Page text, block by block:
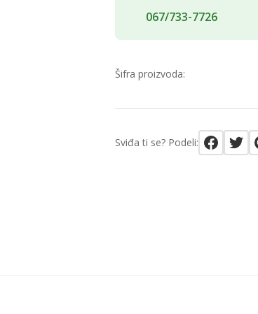
067/733-7726
Šifra proizvoda:
Sviđa ti se? Podeli: